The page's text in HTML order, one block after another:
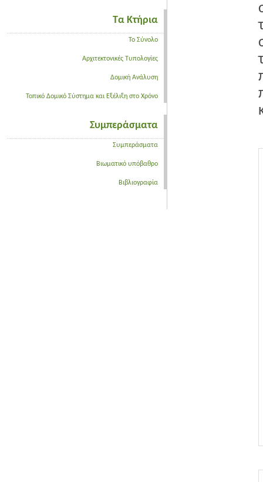
Τα Κτήρια
Το Σύνολο
Αρχιτεκτονικές Τυπολογίες
Δομική Ανάλυση
Τοπικό Δομικό Σύστημα και Εξέλιξη στο Χρόνο
Συμπεράσματα
Συμπεράσματα
Βιωματικό υπόβαθρο
Βιβλιογραφία